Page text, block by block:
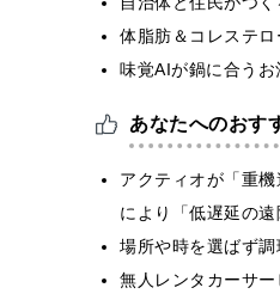
体脂肪＆コレステ
味覚AIが鍋に合う
あなたへのおす
アクティオが「重
により「低遅延の遠
場所や時を選ばず
無人レンタカーサ